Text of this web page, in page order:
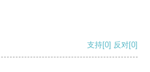
支持[0] 反对[0]